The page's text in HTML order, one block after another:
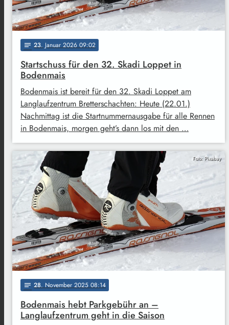
notes 23. Januar 2026 09:02
Startschuss für den 32. Skadi Loppet in
Bodenmais
Bodenmais ist bereit für den 32. Skadi Loppet am
Langlaufzentrum Bretterschachten: Heute (22.01.)
Nachmittag ist die Startnummernausgabe für alle Rennen
in Bodenmais, morgen geht’s dann los mit den …
Foto: Pixabay
notes 28. November 2025 08:14
Bodenmais hebt Parkgebühr an –
Langlaufzentrum geht in die Saison